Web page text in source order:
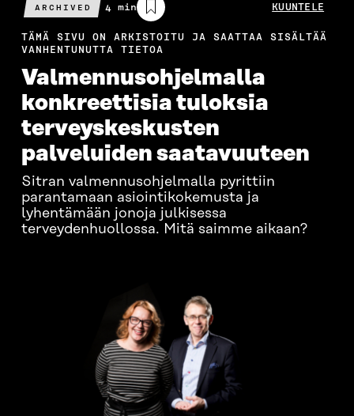
ARCHIVED
Arvioitu
lukuaika
4 min KUUNTELE
TÄMÄ SIVU ON ARKISTOITU JA SAATTAA SISÄLTÄÄ
VANHENTUNUTTA TIETOA
Valmennusohjelmalla
konkreettisia tuloksia
terveyskeskusten
palveluiden saatavuuteen
Sitran valmennusohjelmalla pyrittiin
parantamaan asiointikokemusta ja
lyhentämään jonoja julkisessa
terveydenhuollossa. Mitä saimme aikaan?